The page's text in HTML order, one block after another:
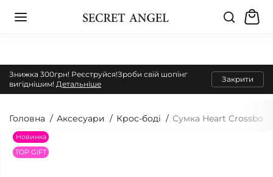
Знижка 300грн! Реєструйся!Зроби свій шопінг
вигіднішим! Детальніше
Закрити
Головна Аксесуари Крос-боді Сумка Heart
Новинка
TOP GIFT